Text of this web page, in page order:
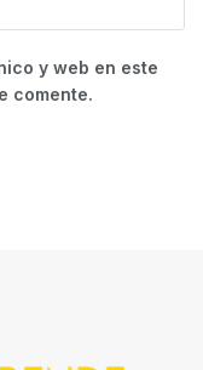
y web en este
comente.